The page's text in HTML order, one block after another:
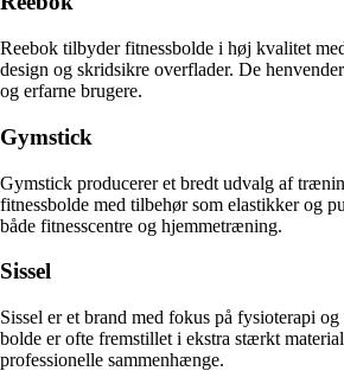
Reebok tilbyder fitnessbolde i høj kvalitet
design og skridsikre overflader. De
og erfarne brugere.
Gymstick
Gymstick producerer et bredt udvalg af
fitnessbolde med tilbehør som elastikker og
både fitnesscentre og hjemmetræning.
Sissel
Sissel er et brand med fokus på fysioterapi
bolde er ofte fremstillet i ekstra stærkt
professionelle sammenhænge.